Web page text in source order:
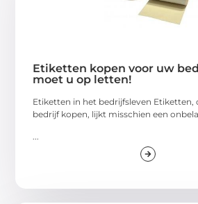
Etiketten kopen voor uw
moet u op letten!
Etiketten in het bedrijfsleven Etiketten,
bedrijf kopen, lijkt misschien een
...